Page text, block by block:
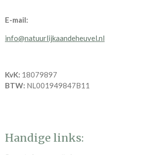
E-mail:
info@natuurlijkaandeheuvel.nl
KvK: 18079897
BTW: NL001949847B11
Handige links: